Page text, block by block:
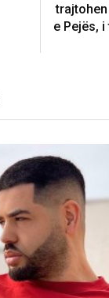
e Pejës,